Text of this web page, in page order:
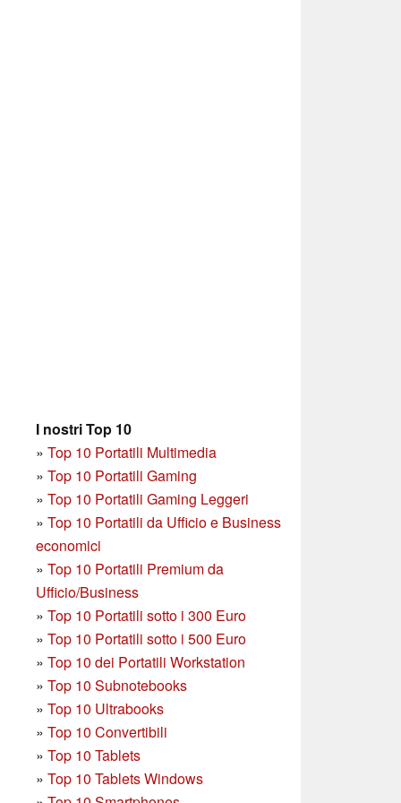
I nostri Top 10
» Top 10 Portatili Multimedia
» Top 10 Portatili Gaming
» Top 10 Portatili Gaming Leggeri
» Top 10 Portatili da Ufficio e Business
economici
» Top 10 Portatili Premium da
Ufficio/Business
» Top 10 Portatili sotto i 300 Euro
» Top 10 Portatili sotto i 500 Euro
» Top 10 dei Portatili Workstation
» Top 10 Subnotebooks
» Top 10 Ultrabooks
» Top 10 Convertibili
» Top 10 Tablets
» Top 10 Tablets Windows